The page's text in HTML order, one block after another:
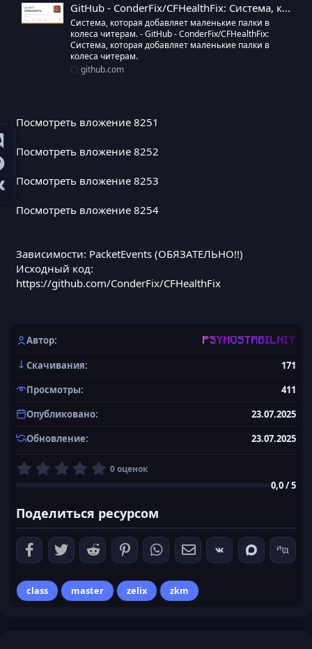
GitHub - ConderFix/CFHealthFix: Система, которая добавляет маленькие палки в колеса читерам.
Система, которая добавляет маленькие палки в
колеса читерам. - GitHub - ConderFix/CFHealthFix:
Система, которая добавляет маленькие палки в
колеса читерам.
github.com
Посмотреть вложение 8251
Посмотреть вложение 8252
Посмотреть вложение 8253
Посмотреть вложение 8254
Зависимости: PacketEvents (ОБЯЗАТЕЛЬНО!!)
Исходный код:
https://github.com/ConderFix/CFHealthFix
Автор PSYHOSTABILNIY
Скачивания
171
Просмотры
411
Опубликовано
23.07.2025
Обновление
23.07.2025
0
0
з
в
ё
з
0 оценок
0,0 / 5
Поделиться ресурсом
class master zelix zkm